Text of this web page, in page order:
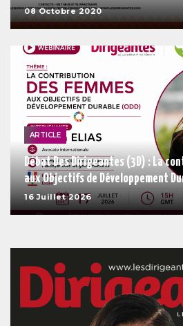
08 Octobre 2020
ARTICLE
Débat Des Dirigeantes (3D) : La
aux Objectifs de Développement
16 Juillet 2026